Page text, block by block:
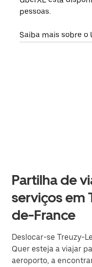
pessoas.
Saiba mais sobre o
Partilha de
serviços em
de-France
Deslocar-se Treuzy-
Quer esteja a viajar
aeroporto, a